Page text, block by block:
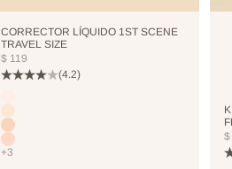
CORRECTOR LÍQUIDO 1ST SCENE
TRAVEL SIZE
PRECIO DE OFERTA
$ 119
(4.2)
CUTCREASE
NEUTRALIZER
VANILLA
NUDE
+3
$